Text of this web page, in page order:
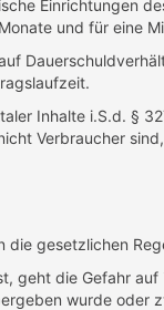
Einrichtungen
und für eine
Inhalte i.S.d. §
Verbraucher
die gesetzlichen
geht die Gefahr
wurde oder